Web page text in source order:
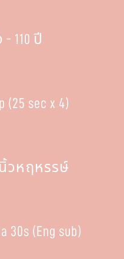
110 ปี
(25 sec x 4)
นิ้วหฤหรรษ์
(Eng sub)